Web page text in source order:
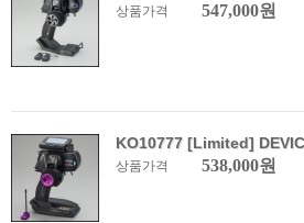
상품가격 547,000원
KO10777 [Limited]
상품가격 538,000원